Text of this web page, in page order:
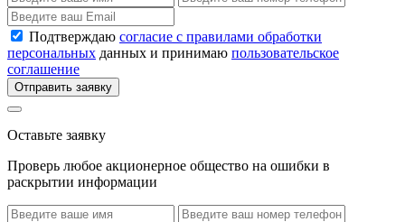
Подтверждаю согласие с правилами обработки
персональных данных и принимаю пользовательское
соглашение
Отправить заявку
Оставьте заявку
Проверь любое акционерное общество на ошибки в
раскрытии информации